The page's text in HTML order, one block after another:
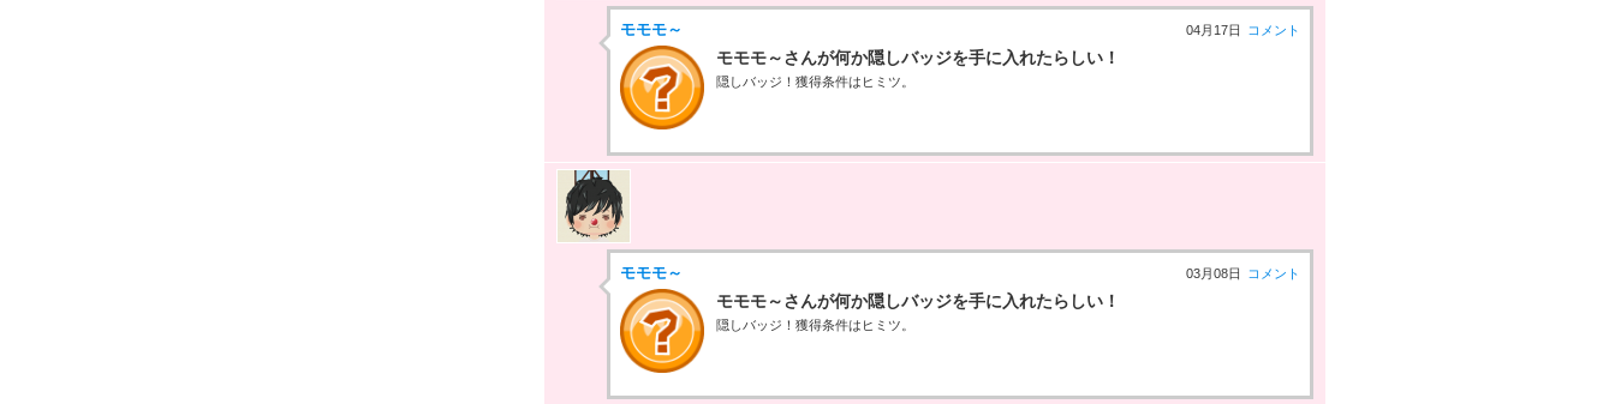
モモモ～ 04月17日 コメント
モモモ～さんが何か隠しバッジを手に入れたらしい！
隠しバッジ！獲得条件はヒミツ。
モモモ～ 03月08日 コメント
モモモ～さんが何か隠しバッジを手に入れたらしい！
隠しバッジ！獲得条件はヒミツ。